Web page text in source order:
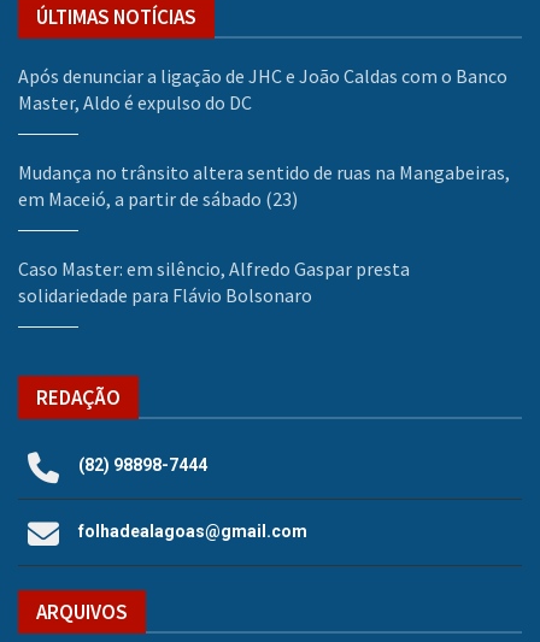
ÚLTIMAS NOTÍCIAS
Após denunciar a ligação de JHC e João Caldas com o Banco
Master, Aldo é expulso do DC
Mudança no trânsito altera sentido de ruas na Mangabeiras,
em Maceió, a partir de sábado (23)
Caso Master: em silêncio, Alfredo Gaspar presta
solidariedade para Flávio Bolsonaro
REDAÇÃO
(82) 98898-7444
folhadealagoas@gmail.com
ARQUIVOS